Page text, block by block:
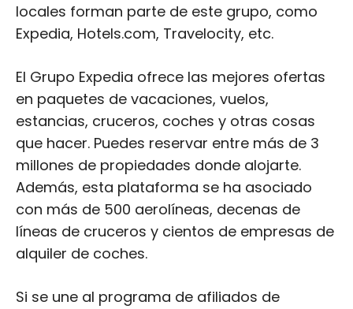
locales forman parte de este grupo, como
Expedia, Hotels.com, Travelocity, etc.
El Grupo Expedia ofrece las mejores ofertas
en paquetes de vacaciones, vuelos,
estancias, cruceros, coches y otras cosas
que hacer. Puedes reservar entre más de 3
millones de propiedades donde alojarte.
Además, esta plataforma se ha asociado
con más de 500 aerolíneas, decenas de
líneas de cruceros y cientos de empresas de
alquiler de coches.
Si se une al programa de afiliados de